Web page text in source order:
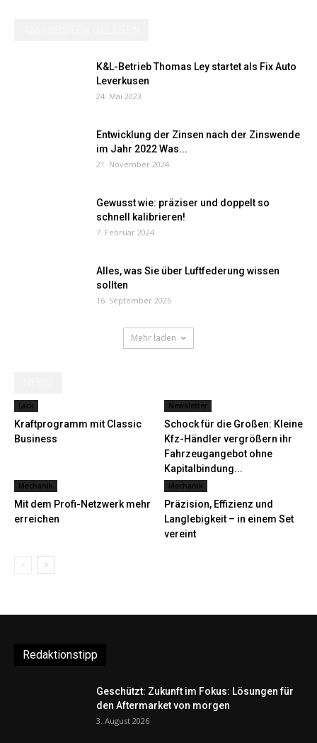
K&L-Betrieb Thomas Ley startet als Fix Auto
Leverkusen
24. Mai 2023
Entwicklung der Zinsen nach der Zinswende
im Jahr 2022 Was...
21. November 2024
Gewusst wie: präziser und doppelt so
schnell kalibrieren!
7. Februar 2024
Alles, was Sie über Luftfederung wissen
sollten
16. September 2025
Mehr laden
Lack
Kraftprogramm mit Classic
Business
Newsletter
Schock für die Großen: Kleine
Kfz-Händler vergrößern ihr
Fahrzeugangebot ohne
Kapitalbindung...
Mechanik
Mit dem Profi-Netzwerk mehr
erreichen
Mechanik
Präzision, Effizienz und
Langlebigkeit – in einem Set
vereint
Redaktionstipp
Geschützt: Zukunft im Fokus: Lösungen für
den Aftermarket von morgen
3. August 2026